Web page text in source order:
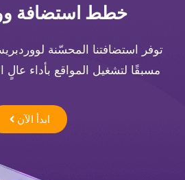
خطط استضافة
توفر استضافتنا المحسّنة
مسبقًا لتشغيل المواقع بأداء
ابدأ الآن